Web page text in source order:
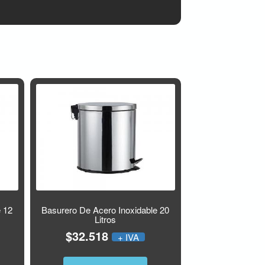
12 Basurero De Acero Inoxidable 20
Litros
$32.518 + IVA